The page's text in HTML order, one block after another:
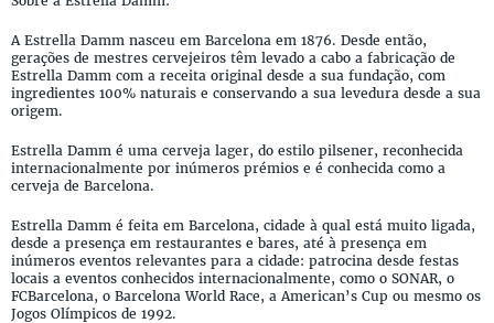
A Estrella Damm nasceu em Barcelona em 1876. Desde então,
gerações de mestres cervejeiros têm levado a cabo a fabricação de
Estrella Damm com a receita original desde a sua fundação, com
ingredientes 100% naturais e conservando a sua levedura desde a sua
origem.
Estrella Damm é uma cerveja lager, do estilo pilsener, reconhecida
internacionalmente por inúmeros prémios e é conhecida como a
cerveja de Barcelona.
Estrella Damm é feita em Barcelona, cidade à qual está muito ligada,
desde a presença em restaurantes e bares, até à presença em
inúmeros eventos relevantes para a cidade: patrocina desde festas
locais a eventos conhecidos internacionalmente, como o SONAR, o
FCBarcelona, o Barcelona World Race, a American’s Cup ou mesmo os
Jogos Olímpicos de 1992.